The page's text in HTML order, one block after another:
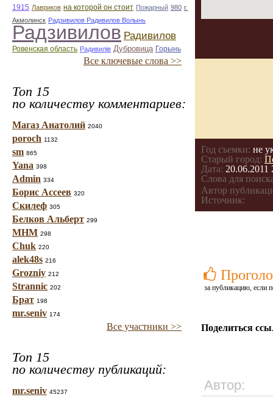
1915 Лавриков на которой он стоит Пожарный 980 г.
Акмолинск Радзивилов Радивилов Волынь
Радзивилов Радивилов
Ровенская область Радивилiв Дубровица Горынь
Все ключевые слова >>
Топ 15
по количеству комментариев:
Магаз Анатолий 2040
poroch 1132
sm 865
Yana 398
Admin 334
Борис Ассеев 320
Скилеф 305
Белков Альберт 299
МНМ 298
Chuk 220
alek48s 216
Grozniy 212
Strannic 202
Брат 198
mr.seniv 174
Все участники >>
Топ 15
по количеству публикаций:
mr.seniv 45237
Год съемки: не
Старый город:
Дата: 20.06.2011
Слова для
Автор
Источник:
за публикацию, если
Поделиться
Автор: